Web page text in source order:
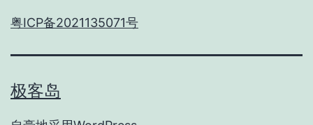
粤ICP备2021135071号
极客岛